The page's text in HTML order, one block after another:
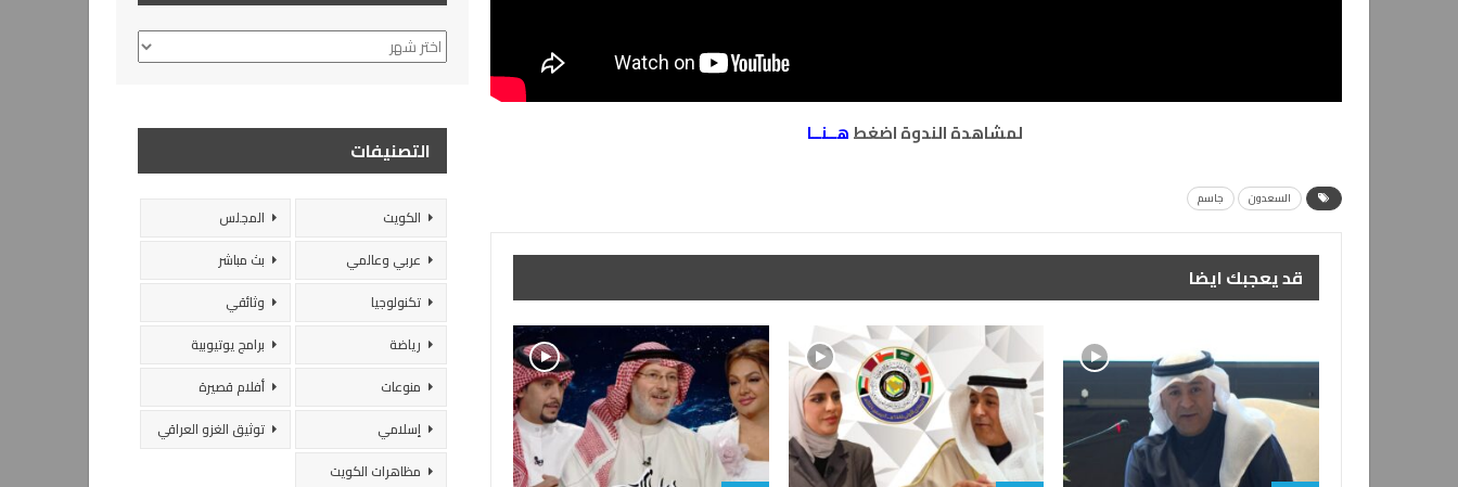
لمشاهدة الندوة اضغطهــنــا
السعدون جاسم
قد يعجبك ايضا
الأرشيف
التصنيفات
الكويت
المجلس
عربي وعالمي
بث مباشر
تكنولوجيا
وثائقي
رياضة
برامج يوتيوبية
منوعات
أفلام قصيرة
إسلامي
توثيق الغزو العراقي
مظاهرات الكويت